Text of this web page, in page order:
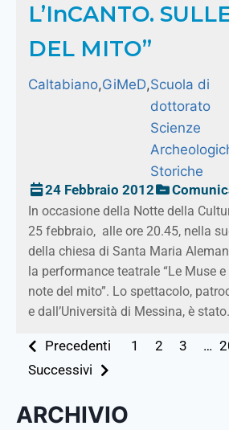
L’InCANTO.
DEL MITO”
Caltabiano,GiMeD,Scuola di
dottorato
Scienze
Storiche
24 Febbraio 2012
In occasione della Notte della
25 febbraio, alle ore 20.45, nella
della chiesa di Santa Maria
la performance teatrale “Le Muse e
note del mito”. Lo spettacolo,
e dall’Università di Messina, è
Precedenti 1 2 3 …
Successivi
ARCHIVIO